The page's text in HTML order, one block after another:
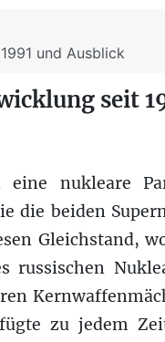
und Ausblick
seit
eine nukleare
die beiden
Gleichstand,
russischen
zu jedem